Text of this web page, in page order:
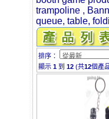
trampoline ,
queue, table,
排序：
顯示 1 到 12 (共12個產